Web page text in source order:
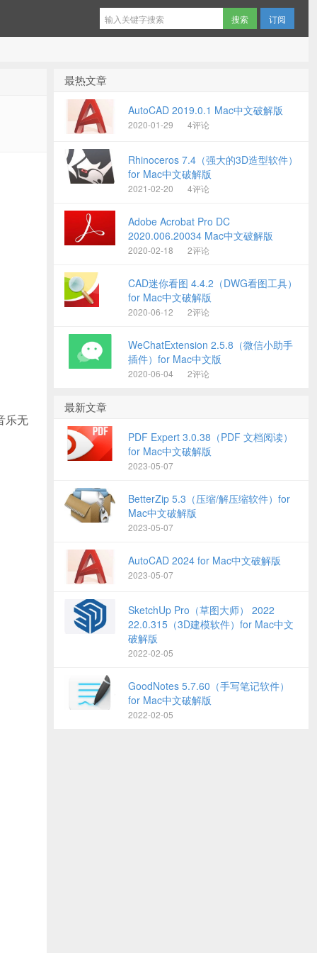
订阅
乐无
最热文章
AutoCAD 2019.0.1 Mac中文破解版
2020-01-29 4评论
Rhinoceros 7.4（强大的3D造型软件）
for Mac中文破解版
2021-02-20 4评论
Adobe Acrobat Pro DC
2020.006.20034 Mac中文破解版
2020-02-18 2评论
CAD迷你看图 4.4.2（DWG看图工具）
for Mac中文破解版
2020-06-12 2评论
WeChatExtension 2.5.8（微信小助手
插件）for Mac中文版
2020-06-04 2评论
最新文章
PDF Expert 3.0.38（PDF 文档阅读）
for Mac中文破解版
2023-05-07
BetterZip 5.3（压缩/解压缩软件）for
Mac中文破解版
2023-05-07
AutoCAD 2024 for Mac中文破解版
2023-05-07
SketchUp Pro（草图大师） 2022
22.0.315（3D建模软件）for Mac中文
破解版
2022-02-05
GoodNotes 5.7.60（手写笔记软件）
for Mac中文破解版
2022-02-05